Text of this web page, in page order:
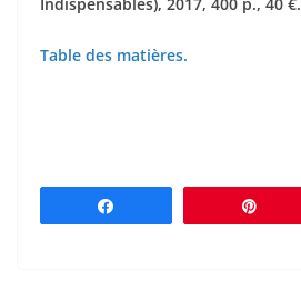
Table des matières.